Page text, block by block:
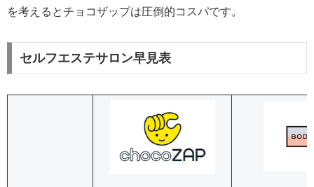
を考えるとチョコザップは圧倒的コスパです。
セルフエステサロン早見表